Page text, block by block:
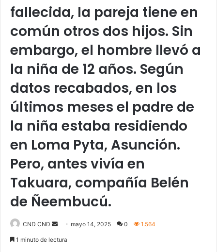
fallecida, la pareja tiene en
común otros dos hijos. Sin
embargo, el hombre llevó a
la niña de 12 años. Según
datos recabados, en los
últimos meses el padre de
la niña estaba residiendo
en Loma Pyta, Asunción.
Pero, antes vivía en
Takuara, compañía Belén
de Ñeembucú.
CND CND mayo 14, 2025 0 1.564
1 minuto de lectura